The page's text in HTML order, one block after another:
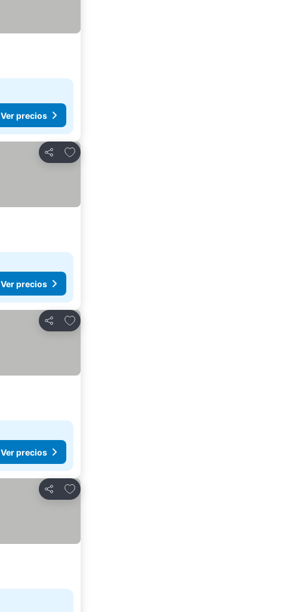
Ver precios
Compartir
Agregar a favoritos
Ver precios
Compartir
Agregar a favoritos
Ver precios
Compartir
Agregar a favoritos